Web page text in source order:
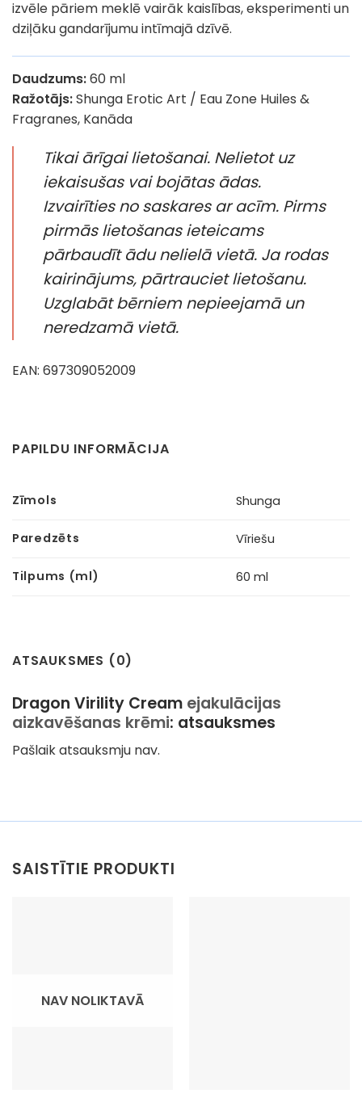
izvēle pāriem meklē vairāk kaislības, eksperimenti un
dziļāku gandarījumu intīmajā dzīvē.
Daudzums:60 ml
Ražotājs:Shunga Erotic Art / Eau Zone Huiles &
Fragranes, Kanāda
Tikai ārīgai lietošanai. Nelietot uz
iekaisušas vai bojātas ādas.
Izvairīties no saskares ar acīm. Pirms
pirmās lietošanas ieteicams
pārbaudīt ādu nelielā vietā. Ja rodas
kairinājums, pārtrauciet lietošanu.
Uzglabāt bērniem nepieejamā un
neredzamā vietā.
EAN: 697309052009
PAPILDU INFORMĀCIJA
Zīmols Shunga
Paredzēts Vīriešu
Tilpums (ml) 60 ml
ATSAUKSMES (0)
Dragon Virility Cream ejakulācijas
aizkavēšanas krēmi: atsauksmes
Pašlaik atsauksmju nav.
SAISTĪTIE PRODUKTI
NAV NOLIKTAVĀ